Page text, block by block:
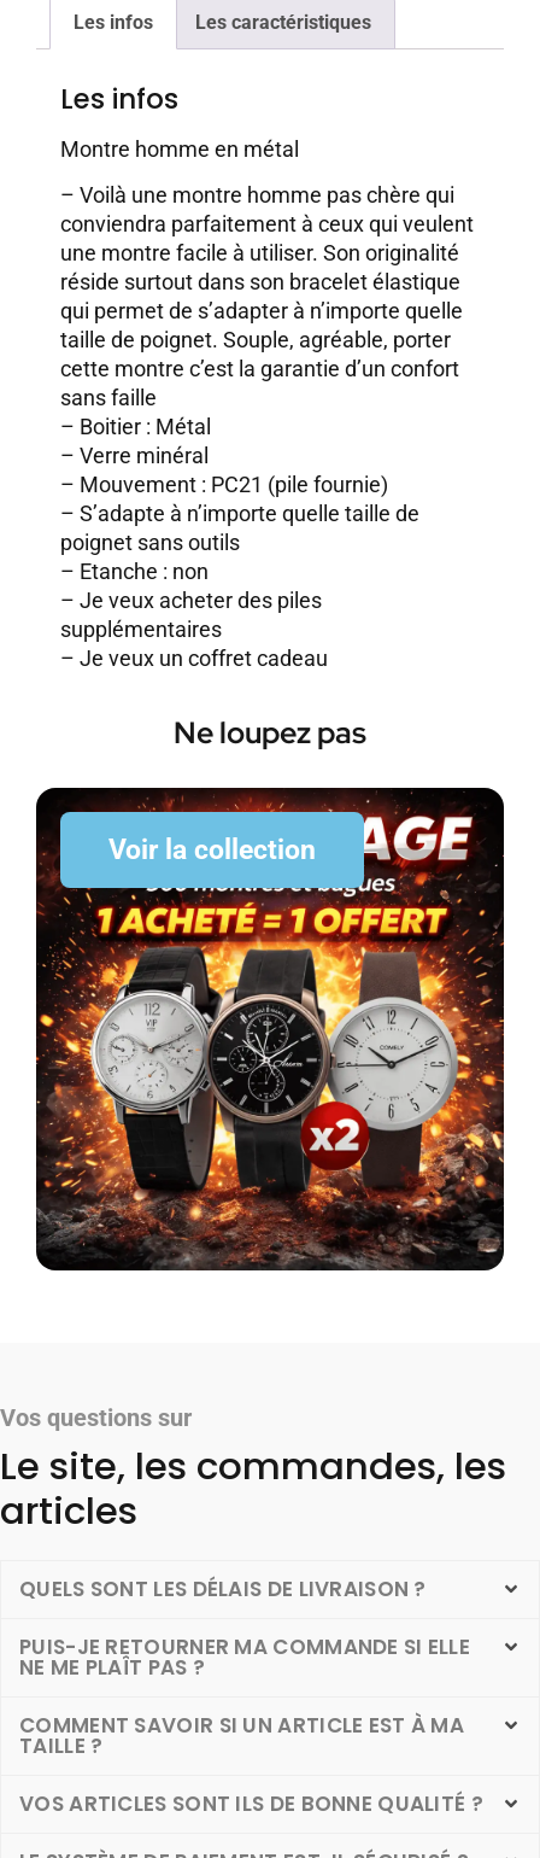
Les infos Les caractéristiques
Les infos
Montre homme en métal
– Voilà une montre homme pas chère qui
conviendra parfaitement à ceux qui veulent
une montre facile à utiliser. Son originalité
réside surtout dans son bracelet élastique
qui permet de s’adapter à n’importe quelle
taille de poignet. Souple, agréable, porter
cette montre c’est la garantie d’un confort
sans faille
– Boitier : Métal
– Verre minéral
– Mouvement : PC21 (pile fournie)
– S’adapte à n’importe quelle taille de
poignet sans outils
– Etanche : non
– Je veux acheter des piles
supplémentaires
– Je veux un coffret cadeau
Ne loupez pas
Voir la collection
Vos questions sur
Le site, les commandes, les
articles
QUELS SONT LES DÉLAIS DE LIVRAISON ?
PUIS-JE RETOURNER MA COMMANDE SI ELLE
NE ME PLAÎT PAS ?
COMMENT SAVOIR SI UN ARTICLE EST À MA
TAILLE ?
VOS ARTICLES SONT ILS DE BONNE QUALITÉ ?